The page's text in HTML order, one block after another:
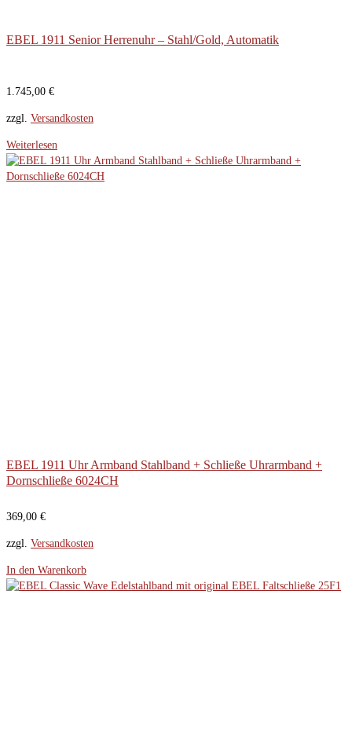
EBEL 1911 Senior Herrenuhr – Stahl/Gold, Automatik
1.745,00 €
zzgl. Versandkosten
Weiterlesen
EBEL 1911 Uhr Armband Stahlband + Schließe Uhrarmband +
Dornschließe 6024CH
369,00 €
zzgl. Versandkosten
In den Warenkorb